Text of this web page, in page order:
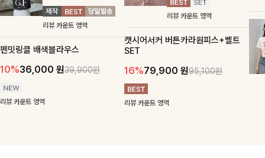
리뷰 카운트 영역
펜밋링클 배색블라우스
10%36,000 원39,900원
리뷰 카운트 영역
리뷰 카운트 영역
캣시어서커 버튼카라원피스+벨트
SET
16%79,900 원95,100원
리뷰 카운트 영역